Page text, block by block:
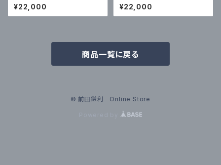
¥22,000 ¥22,000
商品一覧に戻る
© 前田鎌利 Online Store